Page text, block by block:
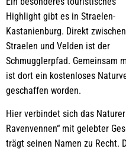
Highlight gibt es in Straelen-
Kastanienburg. Direkt zwischen
Straelen und Velden ist der
Schmugglerpfad. Gemeinsam
ist dort ein kostenloses
geschaffen worden.
Hier verbindet sich das
Ravenvennen“ mit gelebter
trägt seinen Namen zu Recht.